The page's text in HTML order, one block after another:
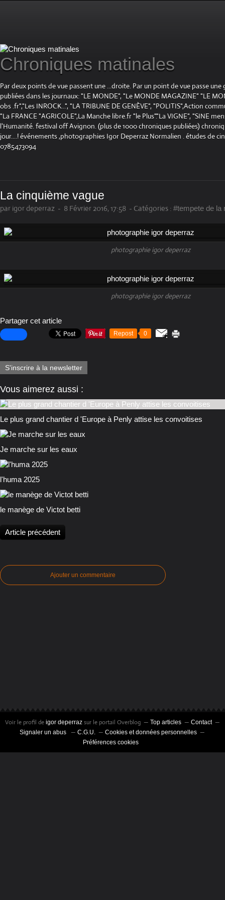
Chroniques matinales
Par deux points de vue passent une ...droite. Par un point de vue passe
publiées dans les journaux: "LE MONDE", "Le MONDE MAGAZINE" "LE
obs .fr","Les INROCK...", "LA TRIBUNE DE GENÈVE", "POLITIS",Action
"La FRANCE "AGRICOLE",La Manche libre.fr "le Plus"."La VIGNE", "SINE
l'Humanité. festival off Avignon. (plus de 1000 chroniques publiées)
jour....! événements ,photographies Igor Deperraz Normalien . études de
0785473094
La cinquième vague
par igor deperraz - 8 Février 2016, 17:58 - Catégories : #tempete de la
photographie igor deperraz
photographie igor deperraz
Partager cet article
Repost 0
S'inscrire à la newsletter
Vous aimerez aussi :
Le plus grand chantier d 'Europe à Penly attise les convoitises
Je marche sur les eaux
l'huma 2025
le manège de Victot betti
Article précédent
Ajouter un commentaire
Voir le profil de igor deperraz sur le portail Overblog Top articles
Contact
Signaler un abus
C.G.U.
Cookies et données personnelles
Préférences cookies